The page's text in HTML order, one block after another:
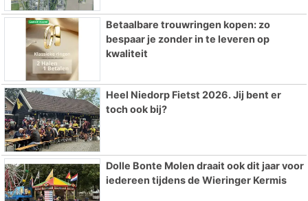
Betaalbare trouwringen kopen: zo
bespaar je zonder in te leveren op
kwaliteit
Heel Niedorp Fietst 2026. Jij bent er
toch ook bij?
Dolle Bonte Molen draait ook dit jaar voor
iedereen tijdens de Wieringer Kermis